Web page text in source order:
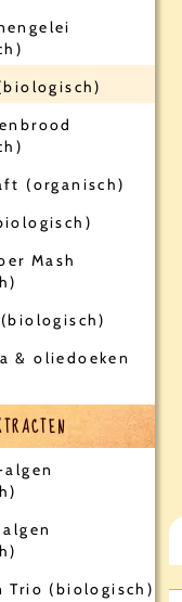
(organisch)
Mash
& oliedoeken
Trio (biologisch)